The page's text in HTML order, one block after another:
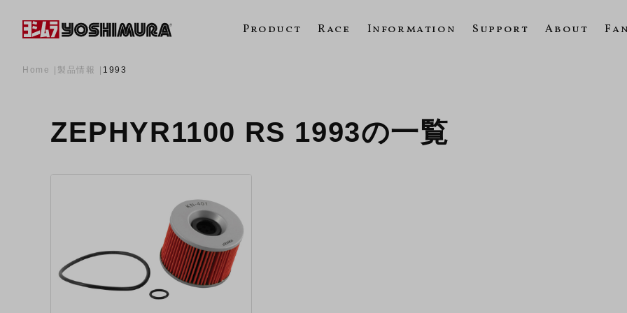
Product Race Information Support About
Home 製品情報 1993
ZEPHYR1100 RS 1993の一覧